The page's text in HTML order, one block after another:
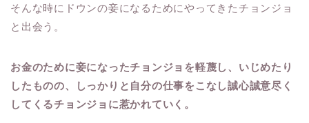
そんな時にドウンの妾になるためにやってきたチョンジョ
と出会う。
お金のために妾になったチョンジョを軽蔑し、いじめたり
したものの、しっかりと自分の仕事をこなし誠心誠意尽く
してくるチョンジョに惹かれていく。